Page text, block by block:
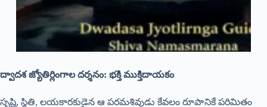
ద్వాదశ జ్యోతిర్లింగాల దర్శనం: భక్తి ముక్తిదాయకం
సృష్టి, స్థితి, లయకారకుడైన ఆ పరమశివుడు కేవలం రూపానికే పరిమితం